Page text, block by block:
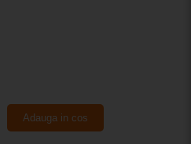
Adauga in cos